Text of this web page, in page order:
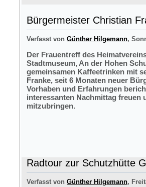
Bürgermeister Christian
Verfasst von Günther Hilgemann,
Der Frauentreff des
Stadtmuseum, An der Hohen
gemeinsamen Kaffeetrinken mit
Franke, seit 6 Monaten neuer
Vorhaben und Erfahrungen
interessanten Nachmittag freuen
mitzubringen.
Radtour zur Schutzhütte
Verfasst von Günther Hilgemann,